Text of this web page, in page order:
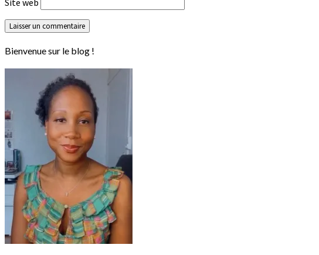
Bienvenue sur le blog !